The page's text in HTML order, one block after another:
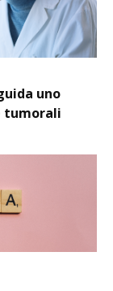
uno
tumorali